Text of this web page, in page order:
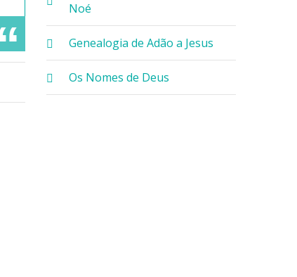
Noé
Genealogia de Adão a Jesus
Os Nomes de Deus